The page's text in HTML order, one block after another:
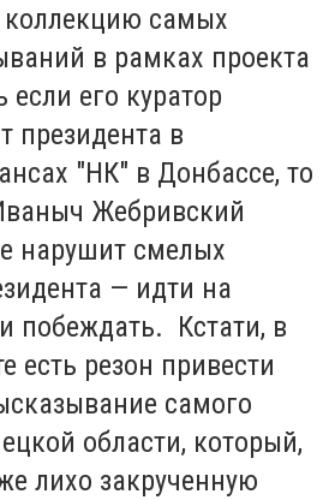
коллекцию самых
в рамках проекта
его куратор
президента в
"НК" в Донбассе, то
Жебривский
нарушит смелых
— идти на
побеждать. Кстати, в
есть резон привести
самого
области, который,
лихо закрученную